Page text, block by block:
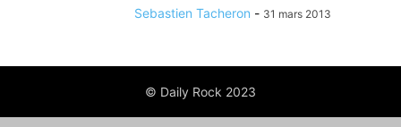
Sebastien Tacheron - 31 mars 2013
© Daily Rock 2023